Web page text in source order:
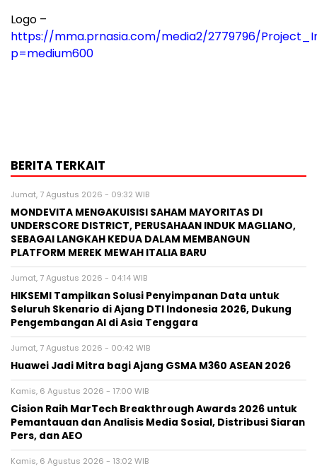
Logo –
https://mma.prnasia.com/media2/2779796/
p=medium600
BERITA TERKAIT
Jumat, 7 Agustus 2026 - 09:32 WIB
MONDEVITA MENGAKUISISI SAHAM MAYORITAS DI
UNDERSCORE DISTRICT, PERUSAHAAN INDUK MAGLIANO,
SEBAGAI LANGKAH KEDUA DALAM MEMBANGUN
PLATFORM MEREK MEWAH ITALIA BARU
Jumat, 7 Agustus 2026 - 04:14 WIB
HIKSEMI Tampilkan Solusi Penyimpanan Data untuk
Seluruh Skenario di Ajang DTI Indonesia 2026, Dukung
Pengembangan AI di Asia Tenggara
Jumat, 7 Agustus 2026 - 00:42 WIB
Huawei Jadi Mitra bagi Ajang GSMA M360 ASEAN 2026
Kamis, 6 Agustus 2026 - 17:00 WIB
Cision Raih MarTech Breakthrough Awards 2026 untuk
Pemantauan dan Analisis Media Sosial, Distribusi Siaran
Pers, dan AEO
Kamis, 6 Agustus 2026 - 13:02 WIB